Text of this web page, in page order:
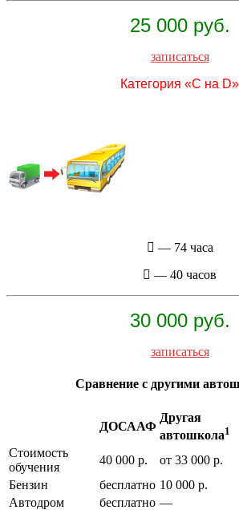
25 000 руб.
записаться
Категория «C на D»
— 74 часа
— 40 часов
30 000 руб.
записаться
Сравнение с другими
ДОСААФ
Другая
автошкола1
Стоимость
обучения
40 000 р. от 33 000 р.
Бензин
бесплатно 10 000 р.
Автодром
бесплатно —